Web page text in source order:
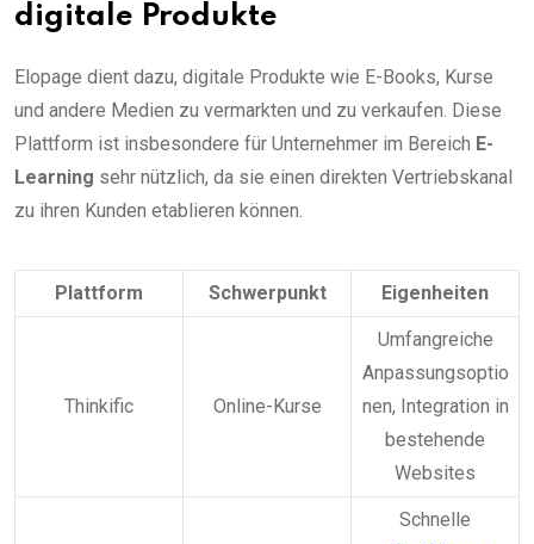
digitale Produkte
Elopage dient dazu, digitale Produkte wie E-Books, Kurse
und andere Medien zu vermarkten und zu verkaufen. Diese
Plattform ist insbesondere für Unternehmer im Bereich E-
Learning sehr nützlich, da sie einen direkten Vertriebskanal
zu ihren Kunden etablieren können.
Plattform Schwerpunkt Eigenheiten
Thinkific Online-Kurse
Umfangreiche
Anpassungsoptio
nen, Integration in
bestehende
Websites
Schnelle